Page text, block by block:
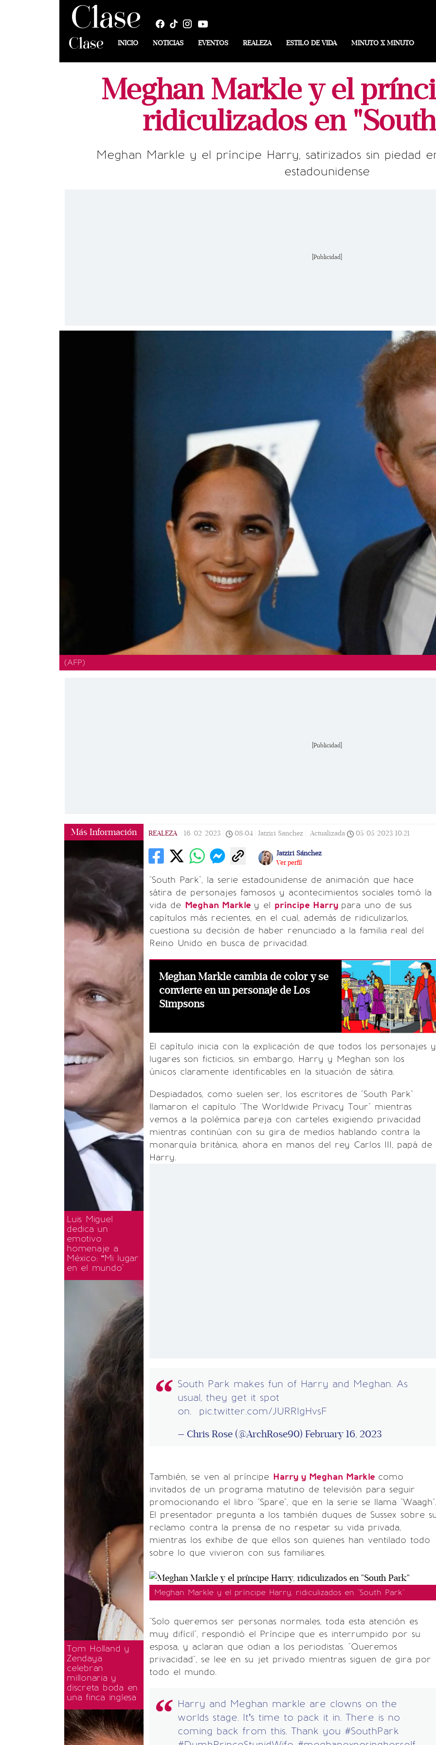
INICIO NOTICIAS EVENTOS REALEZA ESTILO DE VIDA MINUTO X MINUTO
Meghan Markle y el
ridiculizados en
Meghan Markle y el príncipe Harry, satirizados sin piedad
estadounidense
[Publicidad]
(AFP)
[Publicidad]
Más Información
Luis Miguel
dedica un
emotivo
homenaje a
México: “Mi lugar
en el mundo"
Tom Holland y
Zendaya
celebran
millonaria y
discreta boda en
una finca inglesa
REALEZA 16/02/2023 08:04 Jatziri Sanchez | Actualizada 05/05/2023 10:21
Jatziri Sánchez
Ver perfil
"South Park", la serie estadounidense de animación que hace
sátira de personajes famosos y acontecimientos sociales tomó la
vida de Meghan Markle y el príncipe Harry para uno de sus
capítulos más recientes, en el cual, además de ridiculizarlos,
cuestiona su decisión de haber renunciado a la familia real del
Reino Unido en busca de privacidad.
Meghan Markle cambia de color y se
convierte en un personaje de Los
Simpsons
El capítulo inicia con la explicación de que todos los personajes y
lugares son ficticios, sin embargo, Harry y Meghan son los
únicos claramente identificables en la situación de sátira.
Despiadados, como suelen ser, los escritores de "South Park"
llamaron el capítulo "The Worldwide Privacy Tour" mientras
vemos a la polémica pareja con carteles exigiendo privacidad
mientras continúan con su gira de medios hablando contra la
monarquía británica, ahora en manos del rey Carlos III, papá de
Harry.
South Park makes fun of Harry and Meghan. As
usual, they get it spot
on. pic.twitter.com/JURRIgHvsF
— Chris Rose (@ArchRose90) February 16, 2023
También, se ven al príncipe Harry y Meghan Markle como
invitados de un programa matutino de televisión para seguir
promocionando el libro "Spare", que en la serie se llama "Waagh".
El presentador pregunta a los también duques de Sussex sobre
reclamo contra la prensa de no respetar su vida privada,
mientras los exhibe de que ellos son quienes han ventilado todo
sobre lo que vivieron con sus familiares.
Meghan Markle y el príncipe Harry, ridiculizados en "South Park"
"Solo queremos ser personas normales, toda esta atención es
muy difícil", respondió el Príncipe que es interrumpido por su
esposa, y aclaran que odian a los periodistas. "Queremos
privacidad", se lee en su jet privado mientras siguen de gira por
todo el mundo.
Harry and Meghan markle are clowns on the
worlds stage. It’s time to pack it in. There is no
coming back from this. Thank you #SouthPark